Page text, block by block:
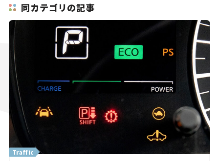
同カテゴリの記事
Traffic